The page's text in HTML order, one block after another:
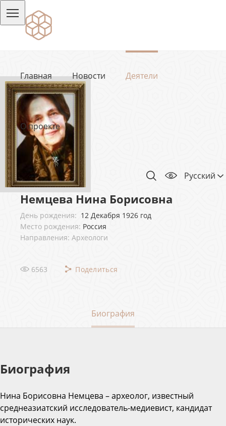
Главная Новости Деятели
О проекте
Русский
Немцева Нина Борисовна
День рождения: 12 Декабря 1926 год
Место рождения: Россия
Направления: Археологи
6563 Поделиться
Биография
Биография
Нина Борисовна Немцева – археолог, известный
среднеазиатский исследователь-медиевист, кандидат
исторических наук.